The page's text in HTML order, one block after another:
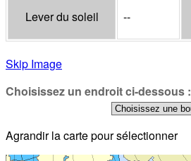
Lever du soleil --
Skip Image
Choisissez un endroit ci-dessous :
Agrandir la carte pour sélectionner